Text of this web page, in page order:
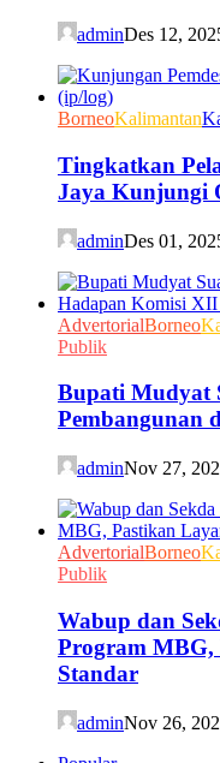
adminDes 12,
BorneoKalimantan
Tingkatkan
Jaya Kunjungi
adminDes 01,
AdvertorialBorneo
Publik
Bupati Mudyat
Pembangunan
adminNov 27,
AdvertorialBorneo
Publik
Wabup dan
Program MBG,
Standar
adminNov 26,